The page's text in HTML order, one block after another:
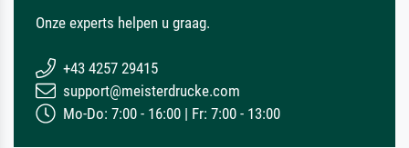
Onze experts helpen u graag.
+43 4257 29415
support@meisterdrucke.com
Mo-Do: 7:00 - 16:00 | Fr: 7:00 - 13:00